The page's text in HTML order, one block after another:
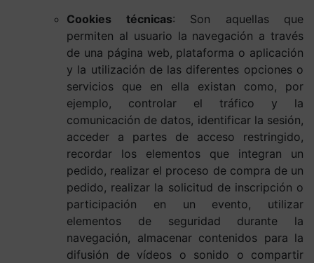
Cookies técnicas: Son aquellas que
permiten al usuario la navegación a través
de una página web, plataforma o aplicación
y la utilización de las diferentes opciones o
servicios que en ella existan como, por
ejemplo, controlar el tráfico y la
comunicación de datos, identificar la sesión,
acceder a partes de acceso restringido,
recordar los elementos que integran un
pedido, realizar el proceso de compra de un
pedido, realizar la solicitud de inscripción o
participación en un evento, utilizar
elementos de seguridad durante la
navegación, almacenar contenidos para la
difusión de vídeos o sonido o compartir